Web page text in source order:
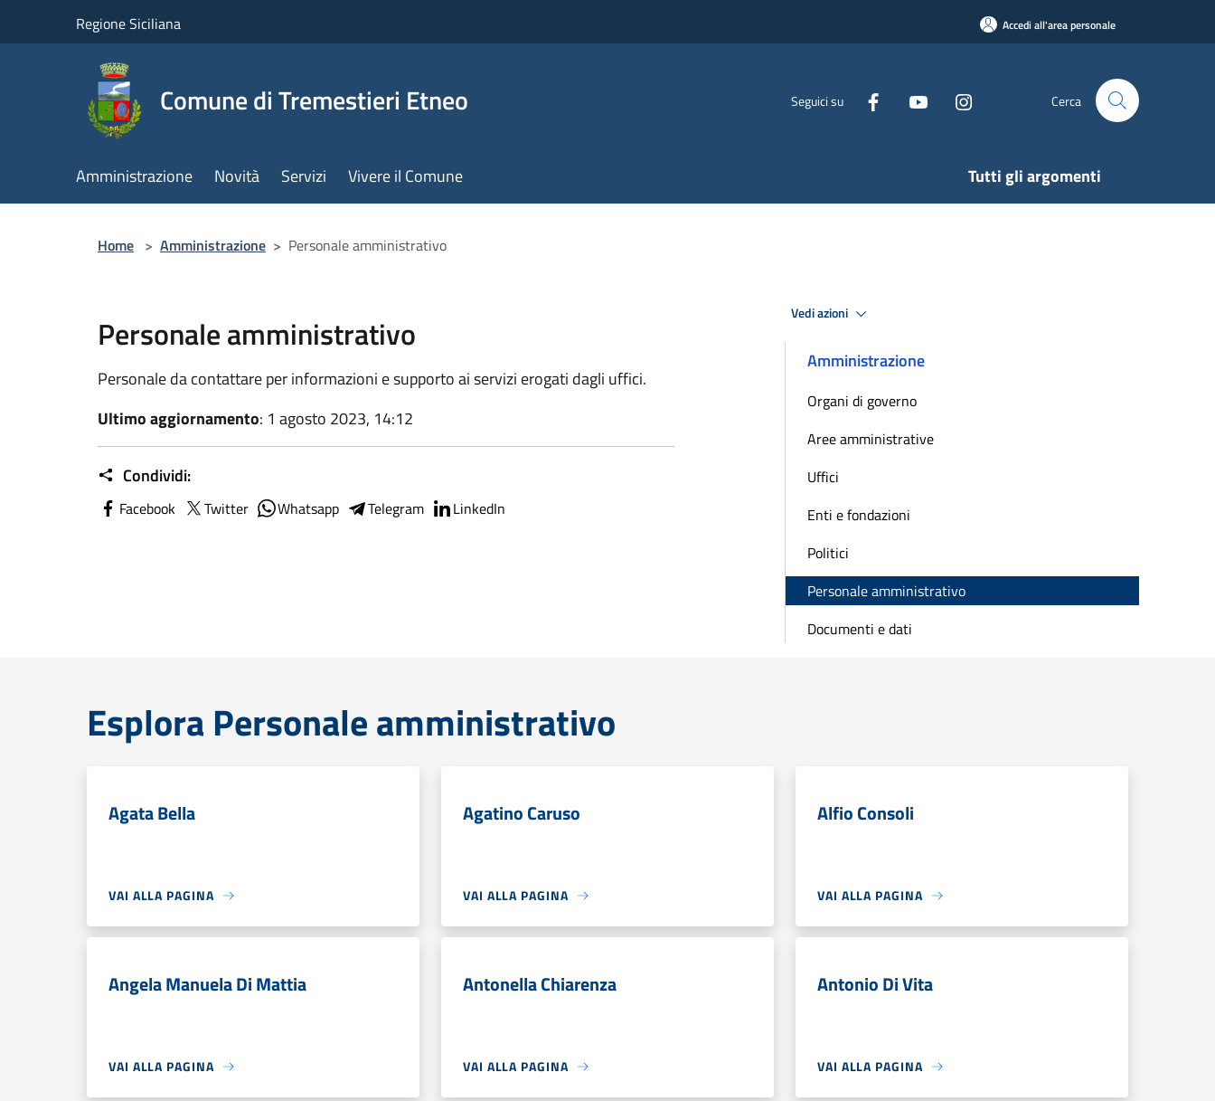
Regione Siciliana Accedi all'area personale
Comune di Tremestieri Etneo Seguici su Cerca
Amministrazione Novità Servizi Vivere il Comune Tutti gli argomenti
Home > Amministrazione > Personale amministrativo
Personale amministrativo
Personale da contattare per informazioni e supporto ai servizi erogati dagli uffici.
Ultimo aggiornamento: 1 agosto 2023, 14:12
Condividi:
Facebook Twitter Whatsapp Telegram LinkedIn
Vedi azioni
Amministrazione
Organi di governo
Aree amministrative
Uffici
Enti e fondazioni
Politici
Personale amministrativo
Documenti e dati
Esplora Personale amministrativo
Agata Bella
VAI ALLA PAGINA
Agatino Caruso
VAI ALLA PAGINA
Alfio Consoli
VAI ALLA PAGINA
Angela Manuela Di Mattia
VAI ALLA PAGINA
Antonella Chiarenza
VAI ALLA PAGINA
Antonio Di Vita
VAI ALLA PAGINA